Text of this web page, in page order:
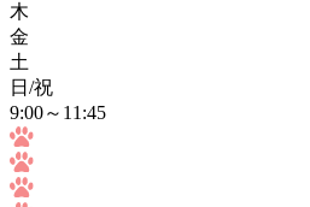
木
金
土
日/祝
9:00～11:45